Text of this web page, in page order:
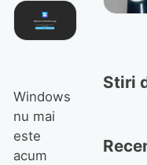
Windows
nu mai
este
acum
Stiri